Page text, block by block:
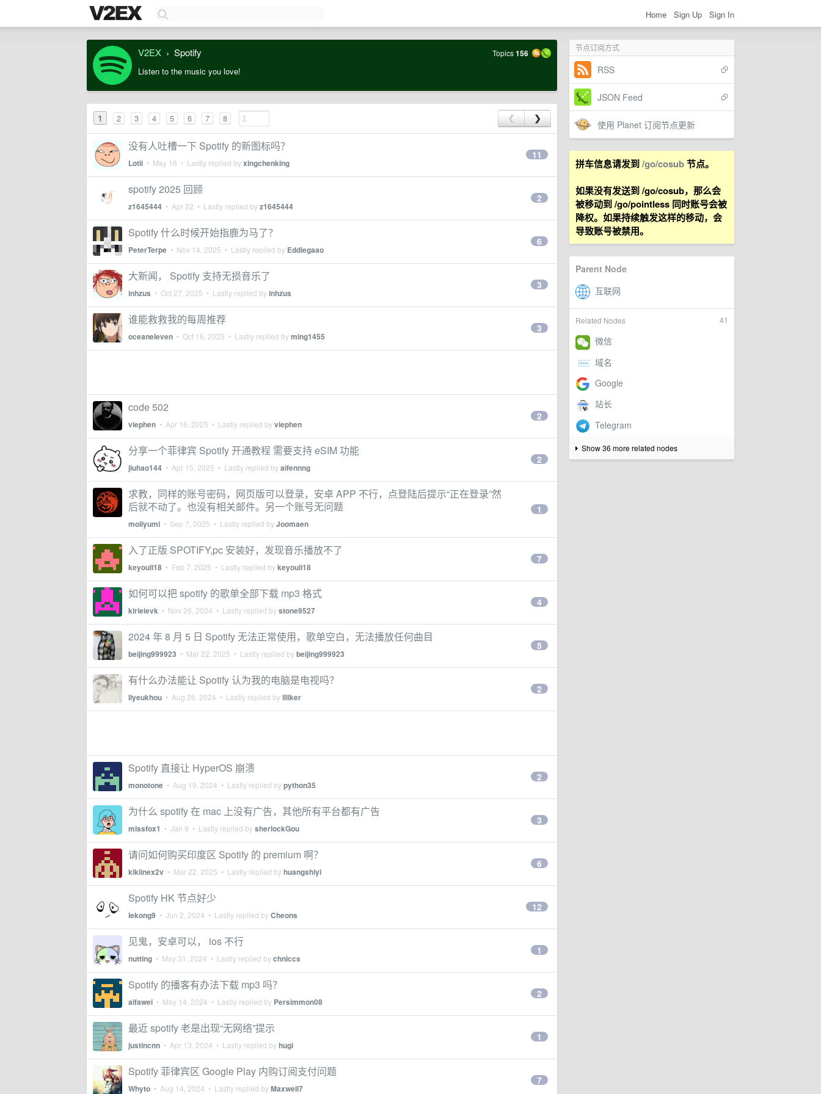
Home Sign Up Sign In
节点订阅方式
RSS
JSON Feed
使用 Planet 订阅节点更新
拼车信息请发到/go/cosub节点。
如果没有发送到 /go/cosub，那么会
被移动到 /go/pointless 同时账号会被
降权。如果持续触发这样的移动，会
导致账号被禁用。
Parent Node
41
Related Nodes
Show 36 more related nodes
V2EX › Spotify Topics156
Listen to the music you love!
1 2 3 4 5 6 7 8 ❮ ❯
没有人吐槽一下 Spotify 的新图标吗？
Lotii • May 16 • Lastly replied byxingchenking
11
spotify 2025 回顾
z1645444 • Apr 22 • Lastly replied byz1645444
2
Spotify 什么时候开始指鹿为马了？
PeterTerpe • Nov 14, 2025 • Lastly replied by Eddiegaao
6
大新闻， Spotify 支持无损音乐了
inhzus • Oct 27, 2025 • Lastly replied byinhzus
3
谁能救救我的每周推荐
oceaneleven • Oct 16, 2025 • Lastly replied byming1455
3
code 502
viephen • Apr 16, 2025 • Lastly replied byviephen
2
分享一个菲律宾 Spotify 开通教程 需要支持 eSIM 功能
jiuhao144 • Apr 15, 2025 • Lastly replied byaifennng
2
求教，同样的账号密码，网页版可以登录，安卓 APP 不行，点登陆后提示“正在登录”然
后就不动了。也没有相关邮件。另一个账号无问题
moliyumi • Sep 7, 2025 • Lastly replied byJoomaen
1
入了正版 SPOTIFY,pc 安装好，发现音乐播放不了
keyouli18 • Feb 7, 2025 • Lastly replied bykeyouli18
7
如何可以把 spotify 的歌单全部下载 mp3 格式
kirieievk • Nov 26, 2024 • Lastly replied bystone9527
4
2024 年 8 月 5 日 Spotify 无法正常使用，歌单空白，无法播放任何曲目
beijing999923 • Mar 22, 2025 • Lastly replied bybeijing999923
5
有什么办法能让 Spotify 认为我的电脑是电视吗？
liyeukhou • Aug 26, 2024 • Lastly replied byllllker
2
Spotify 直接让 HyperOS 崩溃
monotone • Aug 19, 2024 • Lastly replied bypython35
2
为什么 spotify 在 mac 上没有广告，其他所有平台都有广告
missfox1 • Jan 8 • Lastly replied bysherlockGou
3
请问如何购买印度区 Spotify 的 premium 啊？
kikiinex2v • Mar 22, 2025 • Lastly replied byhuangshiyi
6
Spotify HK 节点好少
lekong9 • Jun 2, 2024 • Lastly replied byCheons
12
见鬼，安卓可以， ios 不行
nutting • May 31, 2024 • Lastly replied bychniccs
1
Spotify 的播客有办法下载 mp3 吗？
alfawei • May 14, 2024 • Lastly replied by Persimmon08
2
最近 spotify 老是出现“无网络”提示
justincnn • Apr 13, 2024 • Lastly replied byhugi
1
Spotify 菲律宾区 Google Play 内购订阅支付问题
Whyto • Aug 14, 2024 • Lastly replied byMaxwell7
7